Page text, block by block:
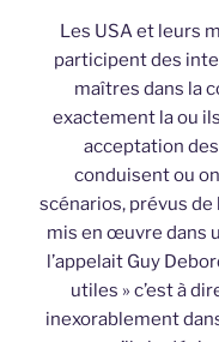
Les USA et leurs
participent des
maîtres dans la
exactement la ou
acceptation
conduisent ou
scénarios, prévus
mis en œuvre dans
l’appelait Guy
utiles » c’est à
inexorablement